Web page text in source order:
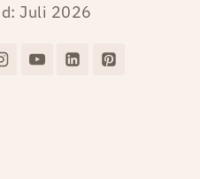
Juli 2026